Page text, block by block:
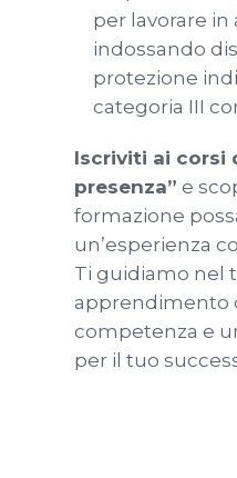
per lavorare in
indossando
protezione
categoria III
Iscriviti ai corsi
presenza” e
formazione
un’esperienza
Ti guidiamo nel
apprendimento
competenza e
per il tuo